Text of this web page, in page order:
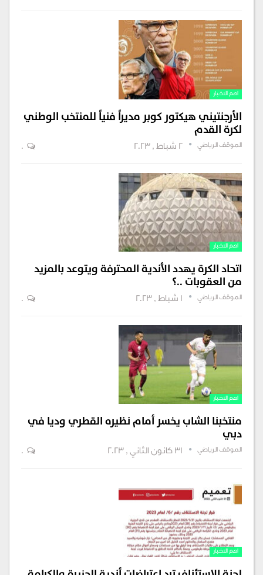
اهم الاخبار
الأرجنتيني هيكتور كوبر مديراً فنياً للمنتخب الوطني
لكرة القدم
الموقف الرياضي 0
اهم الاخبار
اتحاد الكرة يهدد الأندية المحترفة ويتوعد بالمزيد
من العقوبات ..؟
الموقف الرياضي 0
اهم الاخبار
منتخبنا الشاب يخسر أمام نظيره القطري وديا في
دبي
الموقف الرياضي 31 كانون الثاني , 2023 0
اهم الاخبار